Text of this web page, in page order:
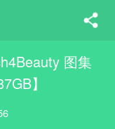
图集
】